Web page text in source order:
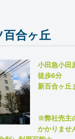
合ヶ丘
小田急小田
徒歩6分
新百合ヶ丘
※弊社売主
かかりませ